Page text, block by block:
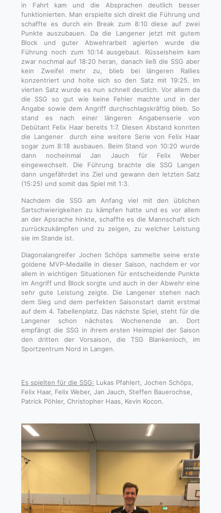
in Fahrt kam und die Absprachen deutlich besser
funktionierten. Man erspielte sich direkt die Führung und
schaffte es durch ein Break zum 8:10 diese auf zwei
Punkte auszubauen. Da die Langener jetzt mit gutem
Block und guter Abwehrarbeit agierten wurde die
Führung noch zum 10:14 ausgebaut. Rüsselsheim kam
zwar nochmal auf 18:20 heran, danach ließ die SSG aber
kein Zweifel mehr zu, blieb bei längeren Rallies
konzentriert und holte sich so den Satz mit 19:25. Im
vierten Satz wurde es nun schnell deutlich. Vor allem da
die SSG so gut wie keine Fehler machte und in der
Angabe sowie dem Angriff durchschlagskräftig blieb. So
stand es nach einer längeren Angabenserie von
Debütant Felix Haar bereits 1:7. Diesen Abstand konnten
die Langener durch eine weitere Serie von Felix Haar
sogar zum 8:18 ausbauen. Beim Stand von 10:20 wurde
dann nocheinmal Jan Jauch für Felix Weber
eingewechselt. Die Führung brachte die SSG Langen
dann ungefährdet ins Ziel und gewann den letzten Satz
(15:25) und somit das Spiel mit 1:3.
Nachdem die SSG am Anfang viel mit den üblichen
Sartschwierigkeiten zu kämpfen hatte und es vor allem
an der Apsrache hinkte, schaffte es die Mannschaft sich
zurrückzukämpfen und zu zeigen, zu welcher Leistung
sie im Stande ist.
Diagonalangreifer Jochen Schöps sammelte seine erste
goldene MVP-Medaille in dieser Saison, nachdem er vor
allem in wichtigen Situationen für entscheidende Punkte
im Angriff und Block sorgte und auch in der Abwehr eine
sehr gute Leistung zeigte. Die Langener stehen nach
dem Sieg und dem perfekten Saisonstart damit erstmal
auf dem 4. Tabellenplatz. Das nächste Spiel, steht für die
Langener schon nächstes Wochenende an. Dort
empfängt die SSG in ihrem ersten Heimspiel der Saison
den dritten der Vorsaison, die TSG Blankenloch, im
Sportzentrum Nord in Langen.
Es spielten für die SSG: Lukas Pfahlert, Jochen Schöps,
Felix Haar, Felix Weber, Jan Jauch, Steffen Bauerochse,
Patrick Pöhler, Christopher Haas, Kevin Kocon.